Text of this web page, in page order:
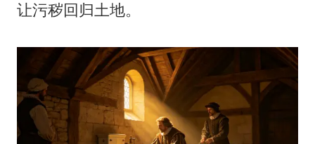
让污秽回归土地。